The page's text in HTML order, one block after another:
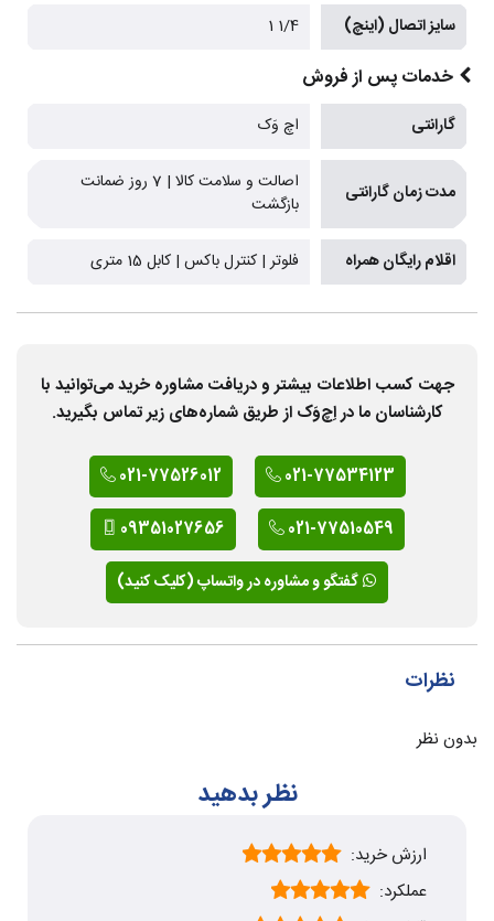
سایز اتصال (اینچ) 1/4 1
خدمات پس از فروش
گارانتی اچ وَک
مدت زمان گارانتی
اصالت و سلامت کالا | 7 روز ضمانت
بازگشت
اقلام رایگان همراه فلوتر | کنترل باکس | کابل 15 متری
جهت کسب اطلاعات بیشتر و دریافت مشاوره خرید می‌توانید با
کارشناسان ما در اِچ‌وَک از طریق شماره‌های زیر تماس بگیرید.
021-77534123
021-77526012
021-77510549
09351027656
گفتگو و مشاوره در واتساپ (کلیک کنید)
نظرات
بدون نظر
نظر بدهید
ارزش خرید:
عملکرد: